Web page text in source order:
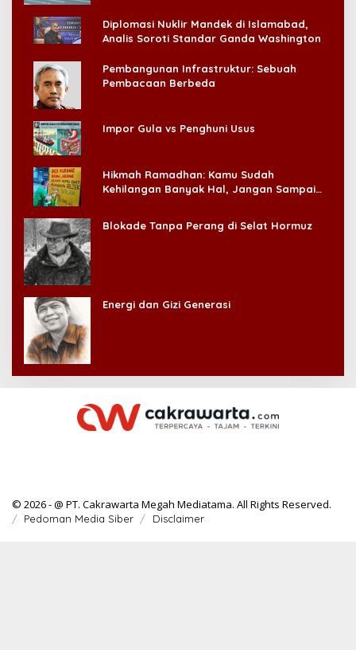
Diplomasi Nuklir Mandek di Islamabad,
Analis Soroti Standar Ganda Washington
Pembangunan Infrastruktur: Sebuah
Pembacaan Berbeda
Impor Gula vs Penghuni Usus
Hikmah Ramadhan: Kamu Sudah
Kehilangan Banyak Hal, Jangan Sampai
Blokade Tanpa Perang di Selat Hormuz
Energi dan Gizi Generasi
© 2026 - @ PT. Cakrawarta Megah Mediatama. All Rights Reserved.
Pedoman Media Siber Disclaimer